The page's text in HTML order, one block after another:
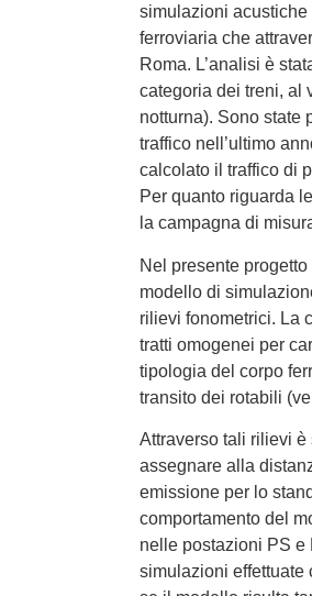
simulazioni
ferroviaria che
Roma. L’analisi è
categoria dei treni, al
notturna). Sono state
traffico nell’ultimo
calcolato il traffico di
Per quanto riguarda
la campagna di
Nel presente
modello di
rilievi fonometrici. La
tratti omogenei per
tipologia del corpo
transito dei rotabili
Attraverso tali rilievi
assegnare alla
emissione per lo
comportamento del
nelle postazioni PS
simulazioni effettuate